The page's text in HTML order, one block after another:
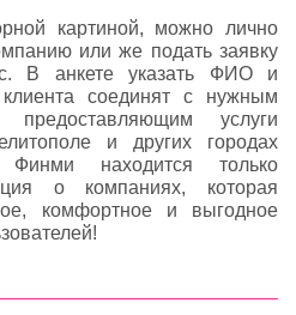
картиной, можно лично
или же подать заявку
В анкете указать ФИО и
соединят с нужным
предоставляющим услуги
и других городах
находится только
о компаниях, которая
комфортное и выгодное